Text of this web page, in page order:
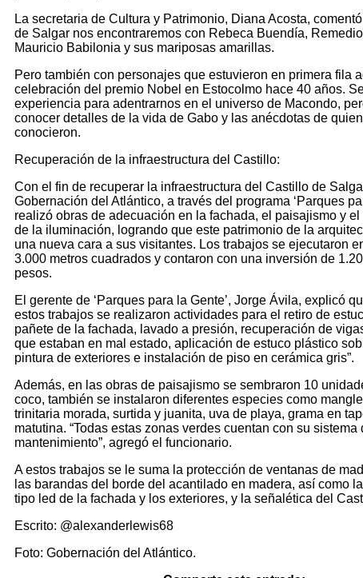
La secretaria de Cultura y Patrimonio, Diana Acosta,
de Salgar nos encontraremos con Rebeca Buendía,
Mauricio Babilonia y sus mariposas amarillas.
Pero también con personajes que estuvieron en primera fila
celebración del premio Nobel en Estocolmo hace 40 años.
experiencia para adentrarnos en el universo de Macondo,
conocer detalles de la vida de Gabo y las anécdotas de
conocieron.
Recuperación de la infraestructura del Castillo:
Con el fin de recuperar la infraestructura del Castillo de
Gobernación del Atlántico, a través del programa ‘Parques
realizó obras de adecuación en la fachada, el paisajismo y
de la iluminación, logrando que este patrimonio de la
una nueva cara a sus visitantes. Los trabajos se ejecutaron
3.000 metros cuadrados y contaron con una inversión de
pesos.
El gerente de ‘Parques para la Gente’, Jorge Ávila, explicó
estos trabajos se realizaron actividades para el retiro de
pañete de la fachada, lavado a presión, recuperación de
que estaban en mal estado, aplicación de estuco plástico
pintura de exteriores e instalación de piso en cerámica gris”.
Además, en las obras de paisajismo se sembraron 10
coco, también se instalaron diferentes especies como
trinitaria morada, surtida y juanita, uva de playa, grama en
matutina. “Todas estas zonas verdes cuentan con su sistema
mantenimiento”, agregó el funcionario.
A estos trabajos se le suma la protección de ventanas de
las barandas del borde del acantilado en madera, así como
tipo led de la fachada y los exteriores, y la señalética del
Escrito: @alexanderlewis68
Foto: Gobernación del Atlántico.